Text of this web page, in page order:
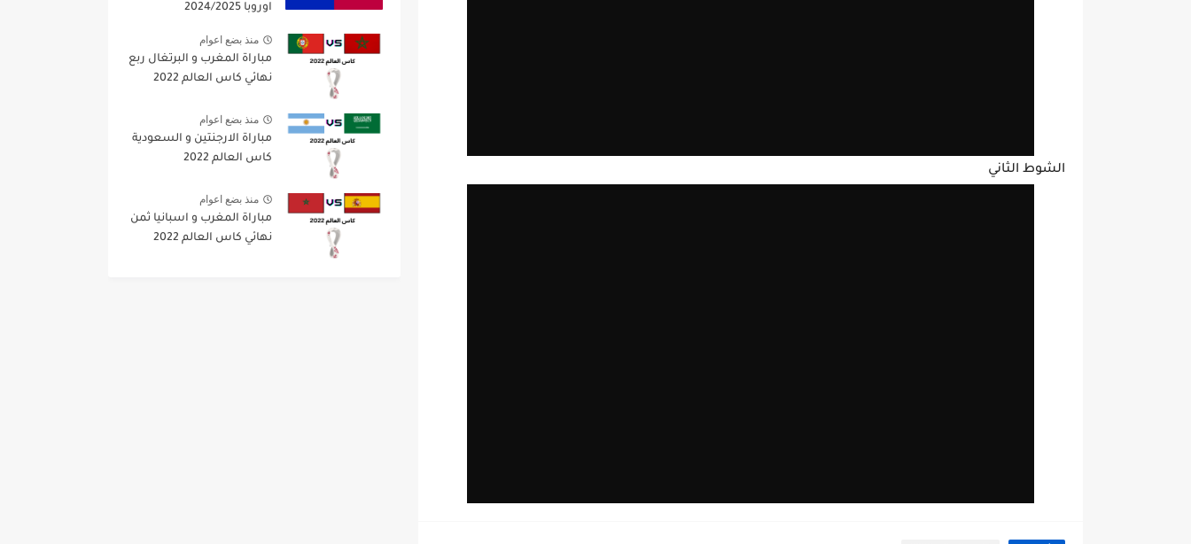
الشوط الثاني
اوروبا 2024/2025
منذ بضع اعوام
مباراة المغرب و البرتغال ربع
نهائي كاس العالم 2022
منذ بضع اعوام
مباراة الارجنتين و السعودية
كاس العالم 2022
منذ بضع اعوام
مباراة المغرب و اسبانيا ثمن
نهائي كاس العالم 2022